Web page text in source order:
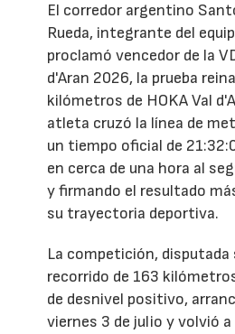
El corredor argentino
Rueda, integrante del
proclamó vencedor de la
d'Aran 2026, la prueba
kilómetros de HOKA Val
atleta cruzó la línea de
un tiempo oficial de
en cerca de una hora al
y firmando el resultado
su trayectoria deportiva.
La competición, disputada
recorrido de 163
de desnivel positivo,
viernes 3 de julio y volvió